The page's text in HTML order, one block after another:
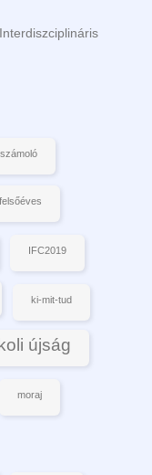
felsőéves
IFC2019
ki-mit-tud
koli újság
moraj